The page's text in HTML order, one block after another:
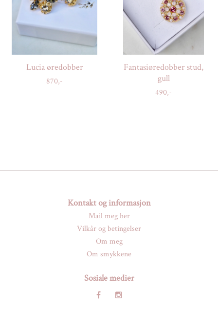
Lucia øredobber
870,-
Fantasiøredobber stud,
gull
490,-
Kontakt og informasjon
Mail meg her
Vilkår og betingelser
Om meg
Om smykkene
Sosiale medier